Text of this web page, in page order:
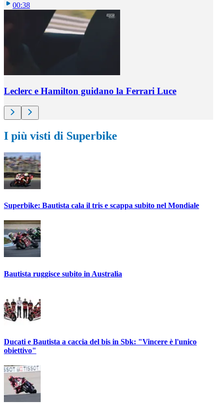
00:38
Leclerc e Hamilton guidano la Ferrari Luce
I più visti di Superbike
Superbike: Bautista cala il tris e scappa subito nel Mondiale
Bautista ruggisce subito in Australia
Ducati e Bautista a caccia del bis in Sbk: "Vincere è l'unico
obiettivo"